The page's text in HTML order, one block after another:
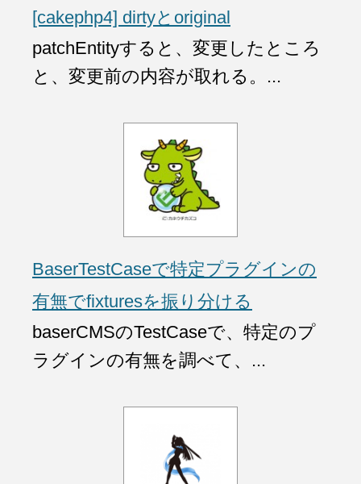
[cakephp4] dirtyとoriginal
patchEntityすると、変更したところ
と、変更前の内容が取れる。...
BaserTestCaseで特定プラグインの
有無でfixturesを振り分ける
baserCMSのTestCaseで、特定のプ
ラグインの有無を調べて、...